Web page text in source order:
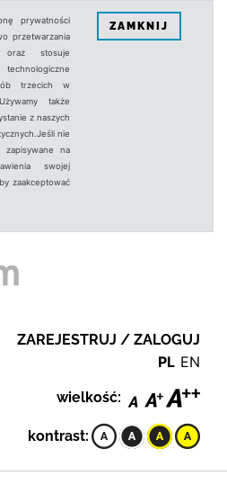
prywatności
przetwarzania
stosuje
trzecich w
także
z naszych
nie
zapisywane na
swojej
zaakceptować
ZAMKNIJ
ZAREJESTRUJ / ZALOGUJ
PL EN
wielkość:
kontrast: